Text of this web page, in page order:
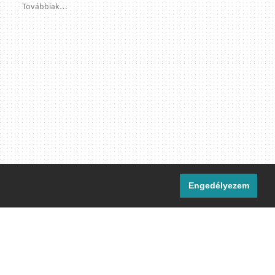
Engedélyezem
Továbbiak…